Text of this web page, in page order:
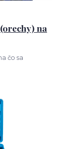
na
čo sa